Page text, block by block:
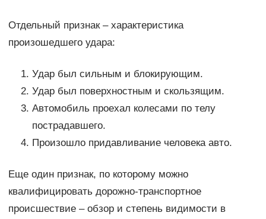
Отдельный признак – характеристика
произошедшего удара:
Удар был сильным и блокирующим.
Удар был поверхностным и скользящим.
Автомобиль проехал колесами по телу
пострадавшего.
Произошло придавливание человека авто.
Еще один признак, по которому можно
квалифицировать дорожно-транспортное
происшествие – обзор и степень видимости в